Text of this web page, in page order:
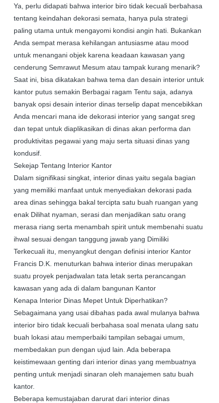
Ya, perlu didapati bahwa interior biro tidak kecuali berbahasa
tentang keindahan dekorasi semata, hanya pula strategi
paling utama untuk mengayomi kondisi angin hati. Bukankan
Anda sempat merasa kehilangan antusiasme atau mood
untuk menangani objek karena keadaan kawasan yang
cenderung Semrawut Mesum atau tampak kurang menarik?
Saat ini, bisa dikatakan bahwa tema dan desain interior untuk
kantor putus semakin Berbagai ragam Tentu saja, adanya
banyak opsi desain interior dinas terselip dapat mencebikkan
Anda mencari mana ide dekorasi interior yang sangat sreg
dan tepat untuk diaplikasikan di dinas akan performa dan
produktivitas pegawai yang maju serta situasi dinas yang
kondusif.
Sekejap Tentang Interior Kantor
Dalam signifikasi singkat, interior dinas yaitu segala bagian
yang memiliki manfaat untuk menyediakan dekorasi pada
area dinas sehingga bakal tercipta satu buah ruangan yang
enak Dilihat nyaman, serasi dan menjadikan satu orang
merasa riang serta menambah spirit untuk membenahi suatu
ihwal sesuai dengan tanggung jawab yang Dimiliki
Terkecuali itu, menyangkut dengan definisi interior Kantor
Francis D.K. menuturkan bahwa interior dinas merupakan
suatu proyek penjadwalan tata letak serta perancangan
kawasan yang ada di dalam bangunan Kantor
Kenapa Interior Dinas Mepet Untuk Diperhatikan?
Sebagaimana yang usai dibahas pada awal mulanya bahwa
interior biro tidak kecuali berbahasa soal menata ulang satu
buah lokasi atau memperbaiki tampilan sebagai umum,
membedakan pun dengan ujud lain. Ada beberapa
keistimewaan genting dari interior dinas yang membuatnya
penting untuk menjadi sinaran oleh manajemen satu buah
kantor.
Beberapa kemustajaban darurat dari interior dinas